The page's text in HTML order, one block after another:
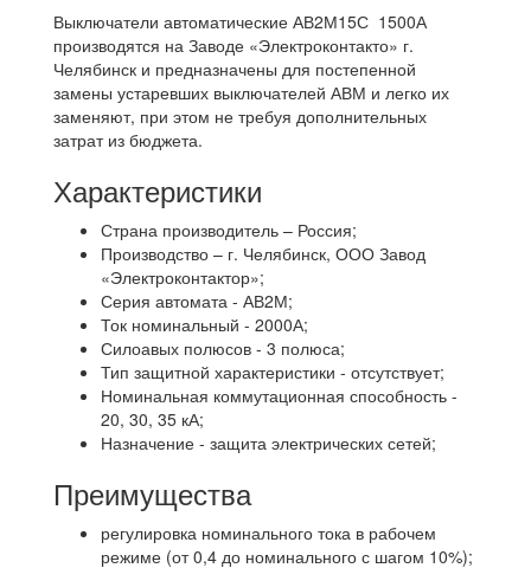
Выключатели автоматические АВ2М15С 1500А
производятся на Заводе «Электроконтакто» г.
Челябинск и предназначены для постепенной
замены устаревших выключателей АВМ и легко их
заменяют, при этом не требуя дополнительных
затрат из бюджета.
Характеристики
Страна производитель – Россия;
Производство – г. Челябинск, ООО Завод
«Электроконтактор»;
Серия автомата - АВ2М;
Ток номинальный - 2000А;
Силоавых полюсов - 3 полюса;
Тип защитной характеристики - отсутствует;
Номинальная коммутационная способность -
20, 30, 35 кА;
Назначение - защита электрических сетей;
Преимущества
регулировка номинального тока в рабочем
режиме (от 0,4 до номинального с шагом 10%);